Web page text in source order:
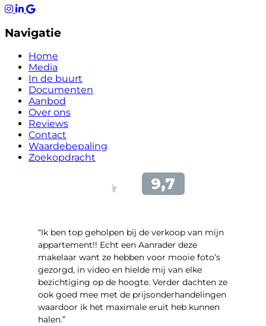
Navigatie
Home
Media
In de buurt
Documenten
Aanbod
Over ons
Reviews
Contact
Waardebepaling
Zoekopdracht
“Ik ben top geholpen bij de verkoop van mijn
appartement!! Echt een Aanrader deze
makelaar want ze hebben voor mooie foto’s
gezorgd, in video en hielde mij van elke
bezichtiging op de hoogte. Verder dachten ze
ook goed mee met de prijsonderhandelingen
waardoor ik het maximale eruit heb kunnen
halen.”